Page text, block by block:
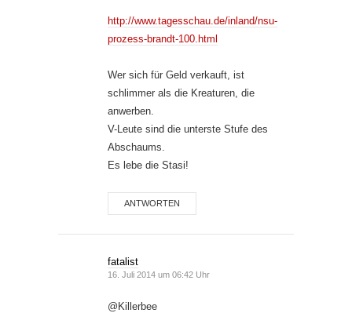
http://www.tagesschau.de/inland/nsu-
prozess-brandt-100.html
Wer sich für Geld verkauft, ist
schlimmer als die Kreaturen, die
anwerben.
V-Leute sind die unterste Stufe des
Abschaums.
Es lebe die Stasi!
ANTWORTEN
fatalist
16. Juli 2014 um 06:42 Uhr
@Killerbee